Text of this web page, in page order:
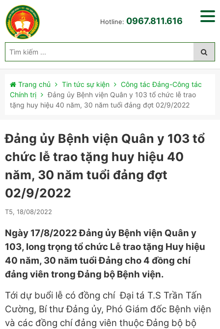
Hotline: 0967.811.616
Trang chủ Tin tức sự kiện
Công tác Đảng-Công tác
Chính trị
Đảng ủy Bệnh viện Quân y 103 tổ chức lễ trao
tặng huy hiệu 40 năm, 30 năm tuổi đảng đợt 02/9/2022
Đảng ủy Bệnh viện Quân y 103 tổ
chức lễ trao tặng huy hiệu 40
năm, 30 năm tuổi đảng đợt
02/9/2022
T5, 18/08/2022
Ngày 17/8/2022 Đảng ủy Bệnh viện Quân y
103, long trọng tổ chức Lễ trao tặng Huy hiệu
40 năm, 30 năm tuổiĐảng cho 4 đồng chí
đảng viên trong Đảng bộ Bệnh viện.
Tới dự buổi lễ có đồng chí Đại tá T.S Trần Tấn
Cường, Bí thư Đảng ủy, Phó Giám đốc Bệnh viện
và các đồng chí đảng viên thuộc Đảng bộ bộ